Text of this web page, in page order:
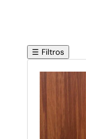
☰ Filtros